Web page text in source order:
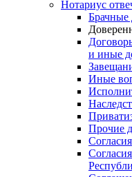
Нотариус
Брачные
и иные
Иные
Прочие
Согласия